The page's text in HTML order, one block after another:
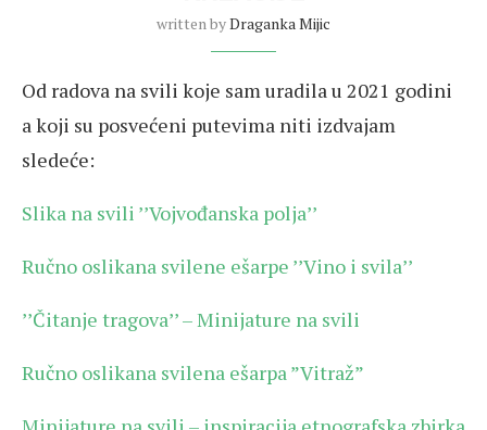
written byDraganka Mijic
Od radova na svili koje sam uradila u 2021 godini
a koji su posvećeni putevima niti izdvajam
sledeće:
Slika na svili ’’Vojvođanska polja’’
Ručno oslikana svilene ešarpe ’’Vino i svila’’
’’Čitanje tragova’’ – Minijature na svili
Ručno oslikana svilena ešarpa ”Vitraž”